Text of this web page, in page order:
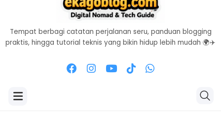
Tempat berbagi catatan perjalanan seru, panduan blogging
praktis, hingga tutorial teknis yang bikin hidup lebih mudah 🌍✈️